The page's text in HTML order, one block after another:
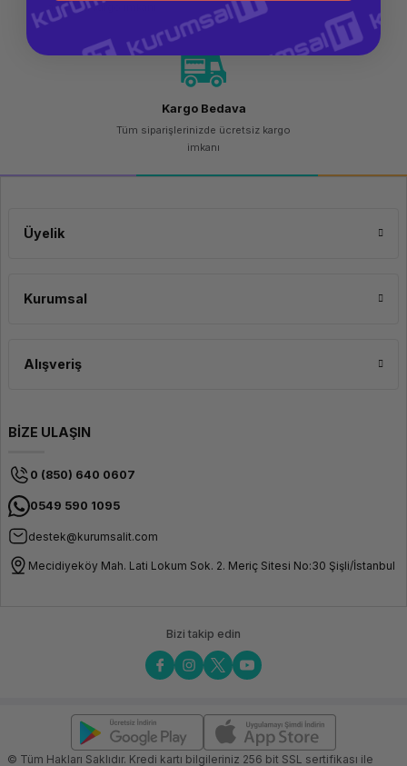
aynı gün kargo imkanı
Kargo Bedava
Tüm siparişlerinizde ücretsiz kargo
imkanı
Üyelik
Kurumsal
Alışveriş
BİZE ULAŞIN
0 (850) 640 0607
0549 590 1095
destek@kurumsalit.com
Mecidiyeköy Mah. Lati Lokum Sok. 2. Meriç Sitesi No:30 Şişli/İstanbul
Bizi takip edin
© Tüm Hakları Saklıdır. Kredi kartı bilgileriniz 256 bit SSL sertifikası ile